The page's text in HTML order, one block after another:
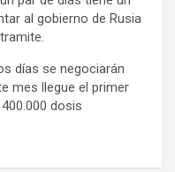
al gobierno de Rusia
días se negociarán
mes llegue el primer
dosis